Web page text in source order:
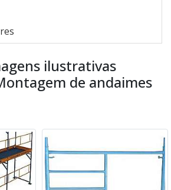
ilustrativas
de andaimes